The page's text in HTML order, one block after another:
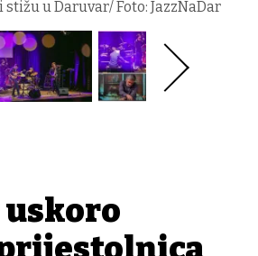
u Daruvar/ Foto: JazzNaDar